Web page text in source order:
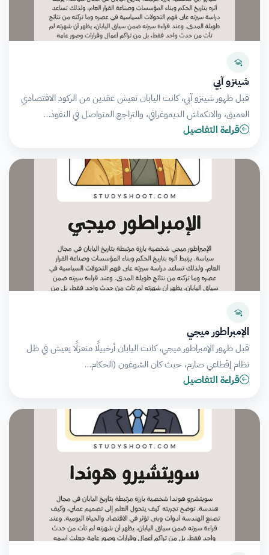
شينزو آبي
قبل ظهور شينزو آبي، كانت اليابان تعيش عقدين من الركود الاقتصادي
العميق، والانكماش الديموغرافي، والتراجع المتواصل في النفوذ…
قراءة التفاصيل
الإمبراطور ميجي
قبل ظهور الإمبراطور ميجي، كانت اليابان أرخبيلًا منعزلًا يعيش في ظل
نظام إقطاعي صارم، حيث كان الشوغون (الحكام…
قراءة التفاصيل